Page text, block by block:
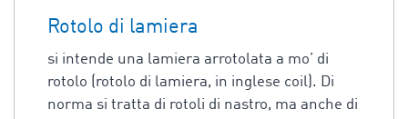
Rotolo di lamiera
si intende una lamiera arrotolata a mo’ di
rotolo (rotolo di lamiera, in inglese coil). Di
norma si tratta di rotoli di nastro, ma anche di